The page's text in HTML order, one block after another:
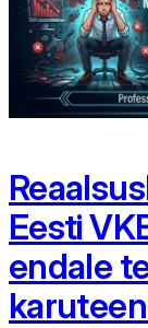
Eesti
endale